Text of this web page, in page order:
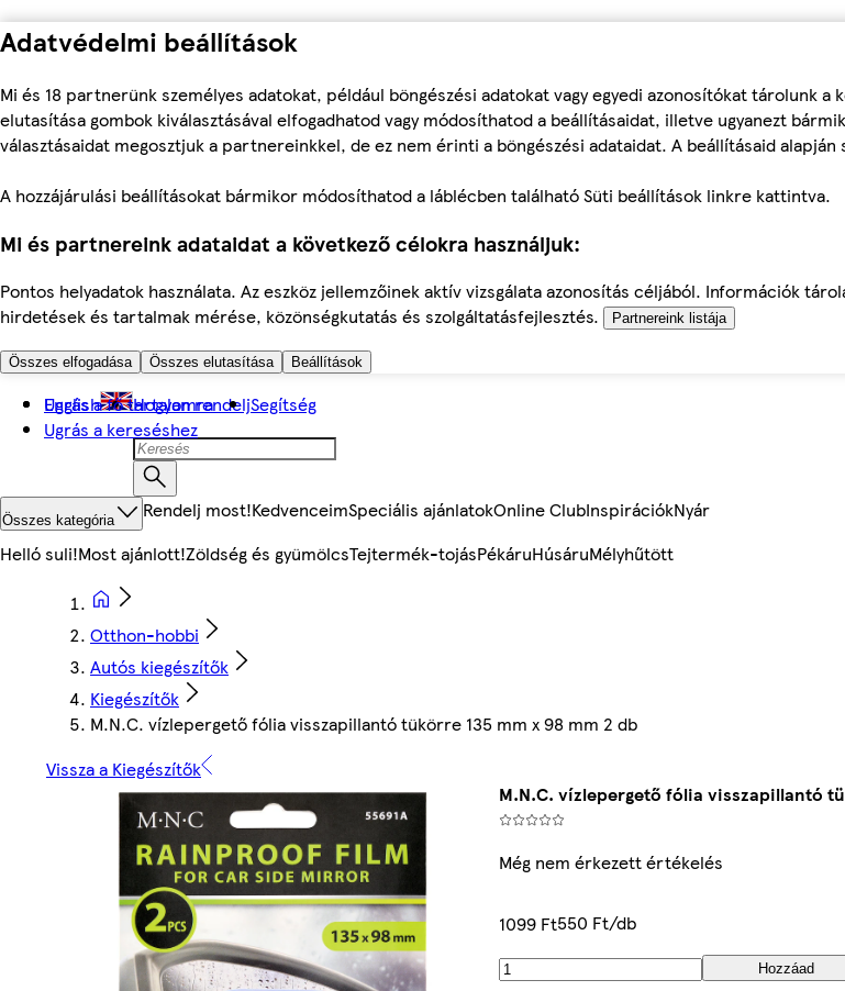
Adatvédelmi beállítások
Mi és 18 partnerünk személyes adatokat, például böngészési adatokat vagy egyedi azonosítókat tárolunk a
elutasítása gombok kiválasztásával elfogadhatod vagy módosíthatod a beállításaidat, illetve ugyanezt
választásaidat megosztjuk a partnereinkkel, de ez nem érinti a böngészési adataidat. A beállításaid
A hozzájárulási beállításokat bármikor módosíthatod a láblécben található Süti beállítások linkre kattintva.
Mi és partnereink adataidat a következő célokra használjuk:
Pontos helyadatok használata. Az eszköz jellemzőinek aktív vizsgálata azonosítás céljából. Információk
hirdetések és tartalmak mérése, közönségkutatás és szolgáltatásfejlesztés.
Partnereink listája
Összes elfogadása Összes elutasítása Beállítások
Ugrás a fő tartalomra
Ugrás a kereséshez
English Hogyan rendeljSegítség
Összes kategória Rendelj most!KedvenceimSpeciális ajánlatokOnline ClubInspirációkNyár
Helló suli!Most ajánlott!Zöldség és gyümölcsTejtermék-tojásPékáruHúsáruMélyhűtött
Otthon-hobbi
Autós kiegészítők
Kiegészítők
M.N.C. vízlepergető fólia visszapillantó tükörre 135 mm x 98 mm 2 db
Vissza a Kiegészítők
M.N.C. vízlepergető fólia visszapillantó
Még nem érkezett értékelés
1099 Ft550 Ft/db
Hozzáad